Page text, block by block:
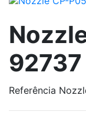
92737
Referência